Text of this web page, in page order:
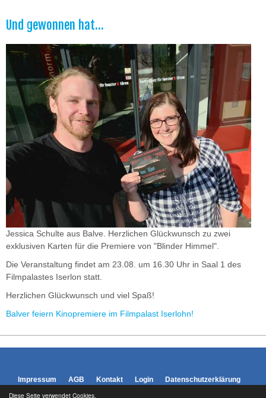
Diese Seite verwendet Cookies.
Und gewonnen hat...
Jessica Schulte aus Balve. Herzlichen Glückwunsch zu zwei
exklusiven Karten für die Premiere von "Blinder Himmel".
Die Veranstaltung findet am 23.08. um 16.30 Uhr in Saal 1 des
Filmpalastes Iserlon statt.
Herzlichen Glückwunsch und viel Spaß!
Balver feiern Kinopremiere im Filmpalast Iserlohn!
Impressum AGB Kontakt Login Datenschutzerklärung